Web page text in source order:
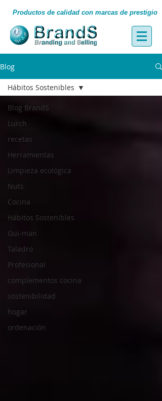
Productos de calidad con marcas de prestigio
Blog
Blog BrandS
Lurch
recetas
Herramientas
Limpieza ecológica
Nuts
Cocina
Hábitos Sostenibles
Gui-man
Taladro
Profesional
complementos cocina
sostenibilidad
hogar
ordenación
Hábitos Sostenibles